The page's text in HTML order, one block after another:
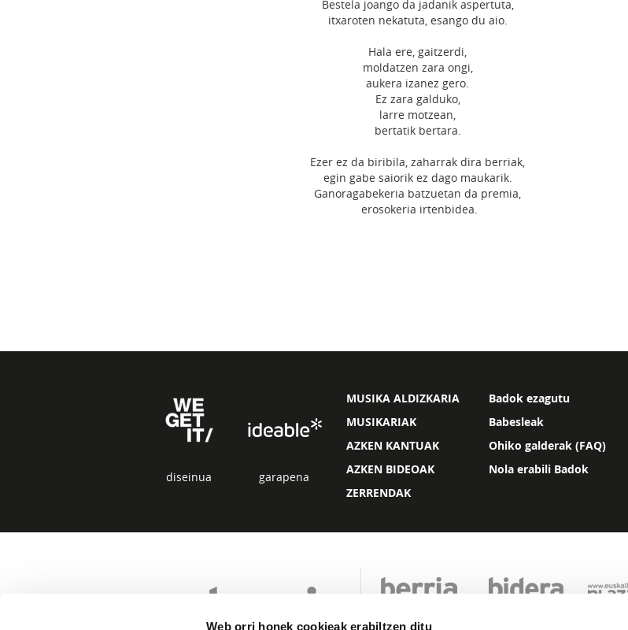
Web orri honek cookieak erabiltzen ditu
Bestela joango da jadanik aspertuta,
itxaroten nekatuta, esango du aio.
Hala ere, gaitzerdi,
moldatzen zara ongi,
aukera izanez gero.
Ez zara galduko,
larre motzean,
bertatik bertara.
Ezer ez da biribila, zaharrak dira berriak,
egin gabe saiorik ez dago maukarik.
Ganoragabekeria batzuetan da premia,
erosokeria irtenbidea.
diseinua garapena
MUSIKA ALDIZKARIA
MUSIKARIAK
AZKEN KANTUAK
AZKEN BIDEOAK
ZERRENDAK
Badok ezagutu
Babesleak
Ohiko galderak (FAQ)
Nola erabili Badok